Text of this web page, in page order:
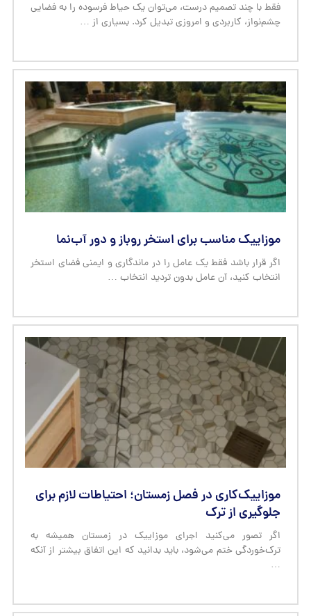
فقط با چند تصمیم درست، می‌توان یک حیاط فرسوده را به فضایی
چشم‌نواز، کاربردی و امروزی تبدیل کرد. بسیاری از …
موزاییک مناسب برای استخر روباز و دور آب‌نما
اگر قرار باشد فقط یک عامل را در ماندگاری و ایمنی فضای استخر
انتخاب کنید، آن عامل بدون تردید انتخاب …
موزاییک‌کاری در فصل زمستان؛ احتیاطات لازم برای
جلوگیری از ترک
اگر تصور می‌کنید اجرای موزاییک در زمستان همیشه به
ترک‌خوردگی ختم می‌شود، باید بدانید که این اتفاق بیشتر از آنکه
…